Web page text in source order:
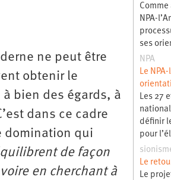
ne peut être
obtenir le
bien des égards, à
dans ce cadre
domination qui
de façon
en cherchant à
NPA-
ses
NPA
Le
Les 27
définir
pour
Le
Le